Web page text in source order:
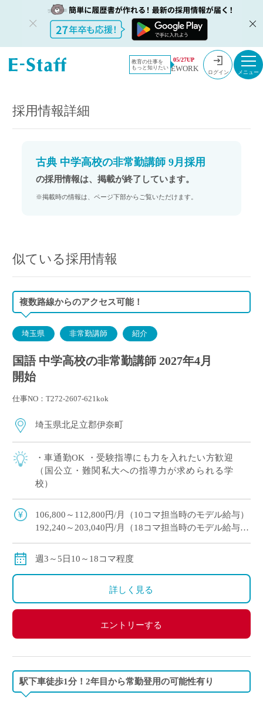
教育の仕事を
もっと知りたい
05/27UP
EWORK ログイン
教員採用情
報のイー・
採用情報
古典 中学高校の非常勤講師 9月採用
採用情報詳細
古典 中学高校の非常勤講師 9月採用
の採用情報は、掲載が終了しています。
※掲載時の情報は、ページ下部からご覧いただけます。
似ている採用情報
複数路線からのアクセス可能！
埼玉県 非常勤講師 紹介
国語 中学高校の非常勤講師 2027年4月
開始
仕事NO：T272-2607-621kok
埼玉県北足立郡伊奈町
・車通勤OK ・受験指導にも力を入れたい方歓迎
（国公立・難関私大への指導力が求められる学
校）
106,800～112,800円/月（10コマ担当時のモデル給与）
192,240～203,040円/月（18コマ担当時のモデル給与）
保険等：労災保険
週3～5日10～18コマ程度
詳しく見る
エントリーする
駅下車徒歩1分！2年目から常勤登用の可能性有り